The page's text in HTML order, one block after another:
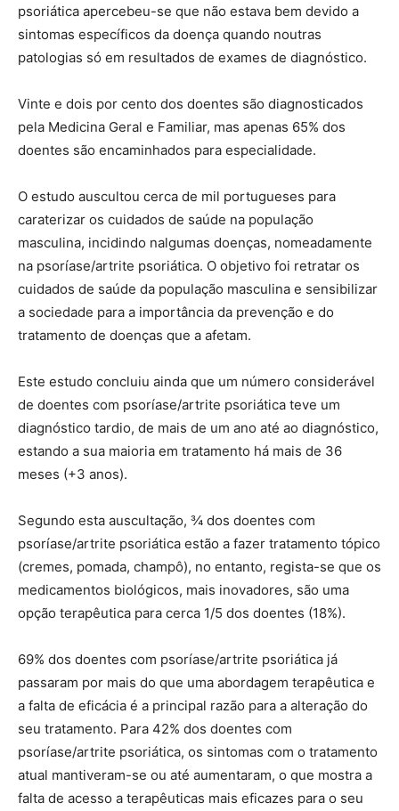
psoriática apercebeu-se que não estava bem devido a
sintomas específicos da doença quando noutras
patologias só em resultados de exames de diagnóstico.
Vinte e dois por cento dos doentes são diagnosticados
pela Medicina Geral e Familiar, mas apenas 65% dos
doentes são encaminhados para especialidade.
O estudo auscultou cerca de mil portugueses para
caraterizar os cuidados de saúde na população
masculina, incidindo nalgumas doenças, nomeadamente
na psoríase/artrite psoriática. O objetivo foi retratar os
cuidados de saúde da população masculina e sensibilizar
a sociedade para a importância da prevenção e do
tratamento de doenças que a afetam.
Este estudo concluiu ainda que um número considerável
de doentes com psoríase/artrite psoriática teve um
diagnóstico tardio, de mais de um ano até ao diagnóstico,
estando a sua maioria em tratamento há mais de 36
meses (+3 anos).
Segundo esta auscultação, ¾ dos doentes com
psoríase/artrite psoriática estão a fazer tratamento tópico
(cremes, pomada, champô), no entanto, regista-se que os
medicamentos biológicos, mais inovadores, são uma
opção terapêutica para cerca 1/5 dos doentes (18%).
69% dos doentes com psoríase/artrite psoriática já
passaram por mais do que uma abordagem terapêutica e
a falta de eficácia é a principal razão para a alteração do
seu tratamento. Para 42% dos doentes com
psoríase/artrite psoriática, os sintomas com o tratamento
atual mantiveram-se ou até aumentaram, o que mostra a
falta de acesso a terapêuticas mais eficazes para o seu